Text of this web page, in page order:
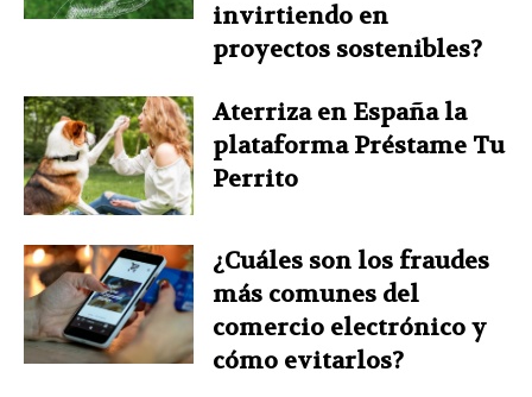
invirtiendo en
proyectos sostenibles?
Aterriza en España la
plataforma Préstame Tu
Perrito
¿Cuáles son los fraudes
más comunes del
comercio electrónico y
cómo evitarlos?